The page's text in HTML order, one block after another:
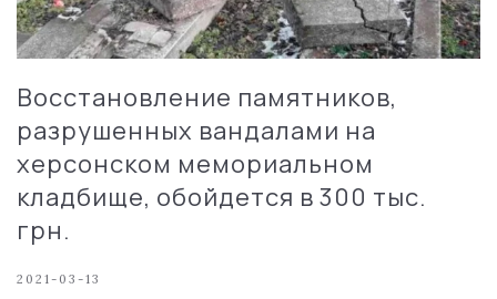
Восстановление памятников,
разрушенных вандалами на
херсонском мемориальном
кладбище, обойдется в 300 тыс.
грн.
2021-03-13